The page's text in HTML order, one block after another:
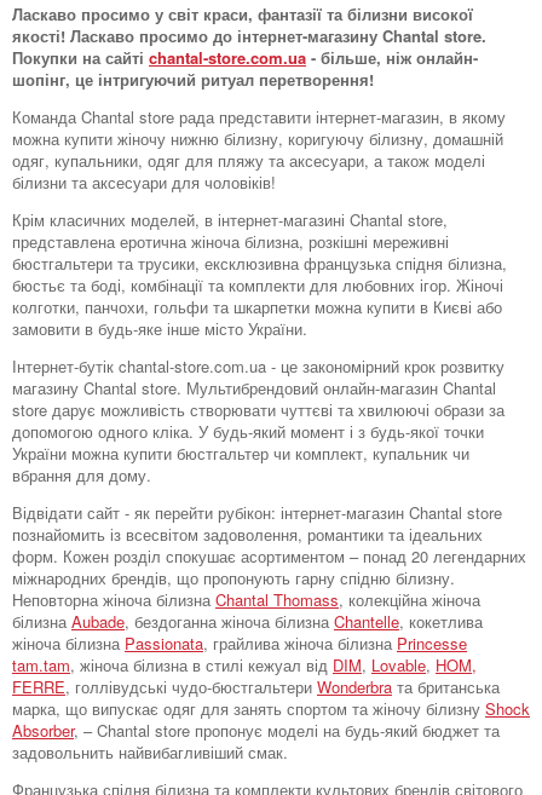
Ласкаво просимо у світ краси, фантазії та білизни високої
якості! Ласкаво просимо до інтернет-магазину Chantal store.
Покупки на сайті chantal-store.com.ua - більше, ніж онлайн-
шопінг, це інтригуючий ритуал перетворення!
Команда Chantal store рада представити інтернет-магазин, в якому
можна купити жіночу нижню білизну, коригуючу білизну, домашній
одяг, купальники, одяг для пляжу та аксесуари, а також моделі
білизни та аксесуари для чоловіків!
Крім класичних моделей, в інтернет-магазині Chantal store,
представлена ​​еротична жіноча білизна, розкішні мереживні
бюстгальтери та трусики, ексклюзивна французька спідня білизна,
бюстьє та боді, комбінації та комплекти для любовних ігор. Жіночі
колготки, панчохи, гольфи та шкарпетки можна купити в Києві або
замовити в будь-яке інше місто України.
Інтернет-бутік chantal-store.com.ua - це закономірний крок розвитку
магазину Chantal store. Мультибрендовий онлайн-магазин Chantal
store дарує можливість створювати чуттєві та хвилюючі образи за
допомогою одного кліка. У будь-який момент і з будь-якої точки
України можна купити бюстгальтер чи комплект, купальник чи
вбрання для дому.
Відвідати сайт - як перейти рубікон: інтернет-магазин Chantal store
познайомить із всесвітом задоволення, романтики та ідеальних
форм. Кожен розділ спокушає асортиментом – понад 20 легендарних
міжнародних брендів, що пропонують гарну спідню білизну.
Неповторна жіноча білизна Chantal Thomass, колекційна жіноча
білизна Aubade, бездоганна жіноча білизна Chantelle, кокетлива
жіноча білизна Passionata, грайлива жіноча білизна Princesse
tam.tam, жіноча білизна в стилі кежуал від DIM, Lovable, HOM,
FERRE, голлівудські чудо-бюстгальтери Wonderbra та британська
марка, що випускає одяг для занять спортом та жіночу білизну Shock
Absorber, – Chantal store пропонує моделі на будь-який бюджет та
задовольнить найвибагливіший смак.
Французька спідня білизна та комплекти культових брендів світового